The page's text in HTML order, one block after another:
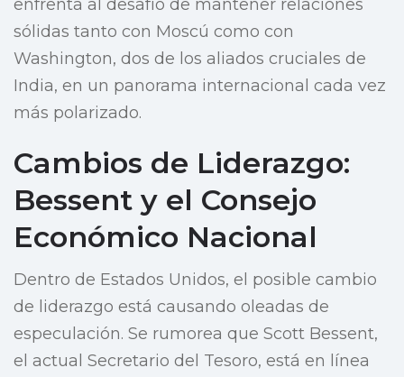
enfrenta al desafío de mantener relaciones
sólidas tanto con Moscú como con
Washington, dos de los aliados cruciales de
India, en un panorama internacional cada vez
más polarizado.
Cambios de Liderazgo:
Bessent y el Consejo
Económico Nacional
Dentro de Estados Unidos, el posible cambio
de liderazgo está causando oleadas de
especulación. Se rumorea que Scott Bessent,
el actual Secretario del Tesoro, está en línea